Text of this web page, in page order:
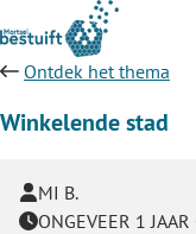
Ontdek het thema
Winkelende stad
MI B.
ONGEVEER 1 JAAR